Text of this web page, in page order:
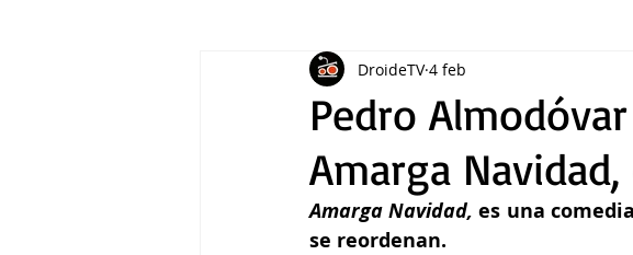
Comparte tu talento Relatos originales
Gastronomía Tecnología
Pedro
Amarga
DroideTV 4 feb
Amarga Navidad, es una
se reordenan.